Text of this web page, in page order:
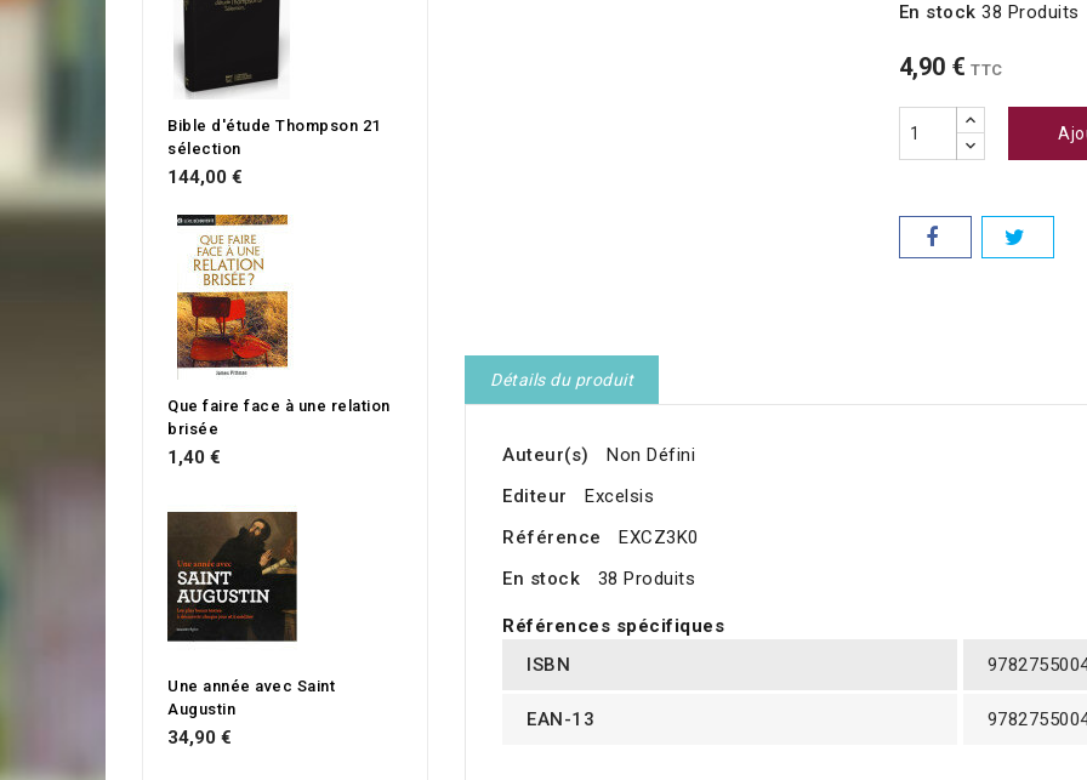
En stock 38 Produits
4,90 € TTC
Détails du produit
Auteur(s)
Non Défini
Editeur
Excelsis
Référence
EXCZ3K0
En stock
38 Produits
Références spécifiques
ISBN
EAN-13
Bible d'étude Thompson 21
sélection
144,00 €
Que faire face à une relation
brisée
1,40 €
Une année avec Saint
Augustin
34,90 €